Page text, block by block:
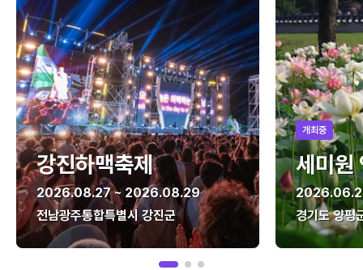
강진하맥축제
2026.08.27 ~ 2026.08.29
전남광주통합특별시 강진군
개최중
세미원
경기도 양평